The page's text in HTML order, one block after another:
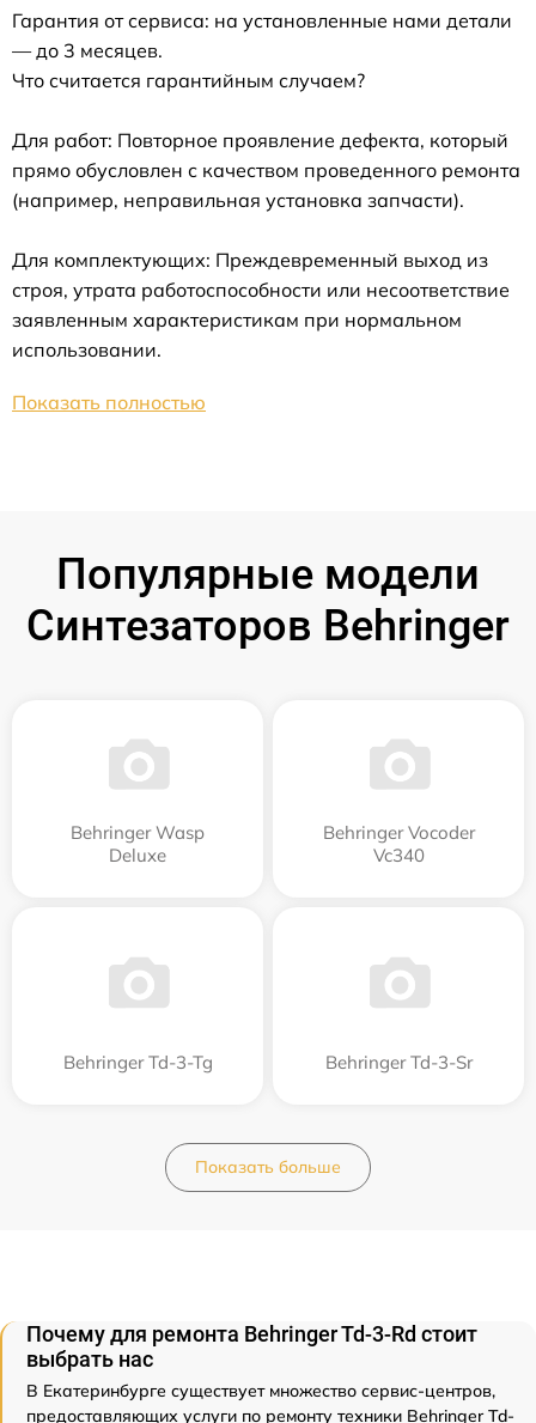
Гарантия от сервиса: на установленные нами детали
— до 3 месяцев.
Что считается гарантийным случаем?
Для работ: Повторное проявление дефекта, который
прямо обусловлен с качеством проведенного ремонта
(например, неправильная установка запчасти).
Для комплектующих: Преждевременный выход из
строя, утрата работоспособности или несоответствие
заявленным характеристикам при нормальном
использовании.
Показать полностью
Популярные модели
Синтезаторов Behringer
Behringer Wasp
Deluxe
Behringer Vocoder
Vc340
Behringer Td-3-Tg Behringer Td-3-Sr
Показать больше
Почему для ремонта Behringer Td-3-Rd стоит
выбрать нас
В Екатеринбурге существует множество сервис-центров,
предоставляющих услуги по ремонту техники Behringer Td-